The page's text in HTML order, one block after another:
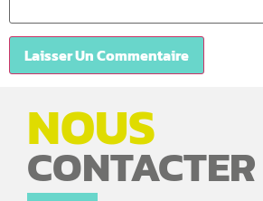
NOUS
CONTACTER